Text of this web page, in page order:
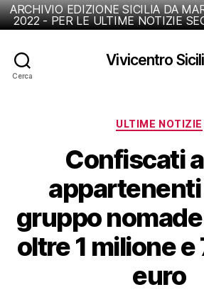
ARCHIVIO EDIZIONE SICILIA DA
2022 - PER LE ULTIME NOTIZIE
Cerca
Vivicentro
ULTIME NOTIZIE
Confiscati
appartenenti
gruppo
oltre 1 milione
euro